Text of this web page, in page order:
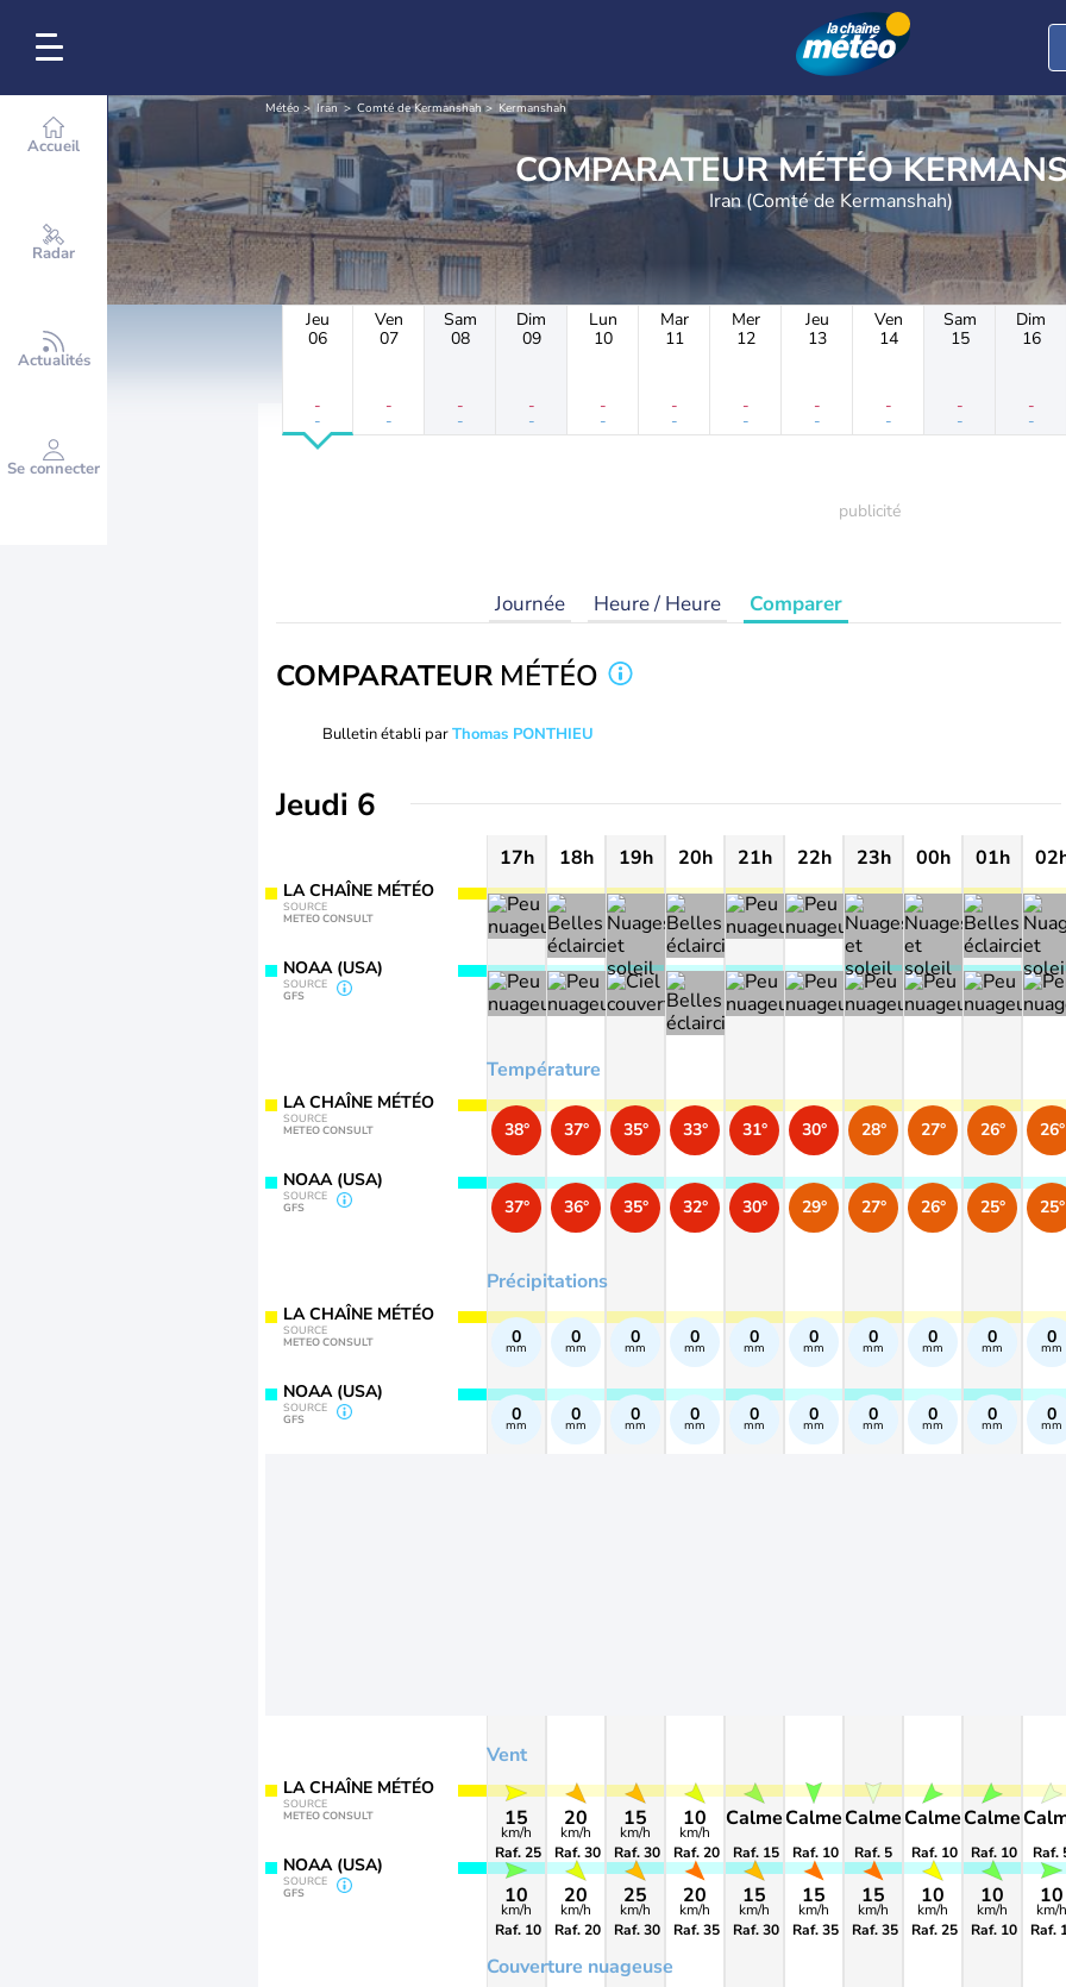
Accueil
Radar
Actualités
Se connecter
Météo Iran Comté de Kermanshah Kermanshah
COMPARATEUR MÉTÉO
Iran (Comté de Kermanshah)
Jeu
06
-
-
Ven
07
-
-
Sam
08
-
-
Dim
09
-
-
Lun
10
-
-
Mar
11
-
-
Mer
12
-
-
Jeu
13
-
-
Ven
14
-
-
Sam
15
-
-
Dim
16
-
-
Journée Heure / Heure Comparer
COMPARATEUR MÉTÉO
Bulletin établi parThomas PONTHIEU
Jeudi 6
LA CHAÎNE MÉTÉO
SOURCE
METEO CONSULT
NOAA (USA)
SOURCE
GFS
LA CHAÎNE MÉTÉO
SOURCE
METEO CONSULT
NOAA (USA)
SOURCE
GFS
LA CHAÎNE MÉTÉO
SOURCE
METEO CONSULT
NOAA (USA)
SOURCE
GFS
LA CHAÎNE MÉTÉO
SOURCE
METEO CONSULT
NOAA (USA)
SOURCE
GFS
17h 18h 19h 20h 21h 22h 23h 00h 01h
Température
Précipitations
Vent
Couverture nuageuse
38°
37°
0
mm
0
mm
15
km/h
Raf. 25
10
km/h
Raf. 10
37°
36°
0
mm
0
mm
20
km/h
Raf. 30
20
km/h
Raf. 20
35°
35°
0
mm
0
mm
15
km/h
Raf. 30
25
km/h
Raf. 30
33°
32°
0
mm
0
mm
10
km/h
Raf. 20
20
km/h
Raf. 35
31°
30°
0
mm
0
mm
Calme
Raf. 15
15
km/h
Raf. 30
30°
29°
0
mm
0
mm
Calme
Raf. 10
15
km/h
Raf. 35
28°
27°
0
mm
0
mm
Calme
Raf. 5
15
km/h
Raf. 35
27°
26°
0
mm
0
mm
Calme
Raf. 10
10
km/h
Raf. 25
26°
25°
0
mm
0
mm
Calme
Raf. 10
10
km/h
Raf. 10
26°
25°
0
mm
0
mm
Raf.
10
km/h
Raf.